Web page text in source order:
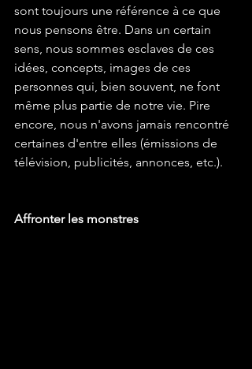
sont toujours une référence à ce que
nous pensons être. Dans un certain
sens, nous sommes esclaves de ces
idées, concepts, images de ces
personnes qui, bien souvent, ne font
même plus partie de notre vie. Pire
encore, nous n'avons jamais rencontré
certaines d'entre elles (émissions de
télévision, publicités, annonces, etc.).
Affronter les monstres